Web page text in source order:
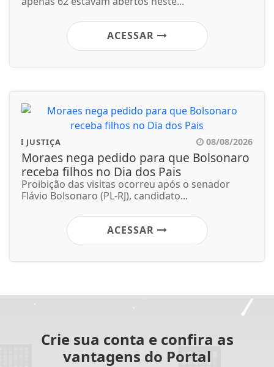
ACESSAR
JUSTIÇA 08/08/2026
Moraes nega pedido para que Bolsonaro
receba filhos no Dia dos Pais
Proibição das visitas ocorreu após o senador
Flávio Bolsonaro (PL-RJ), candidato...
ACESSAR
Crie sua conta e confira as
vantagens do Portal